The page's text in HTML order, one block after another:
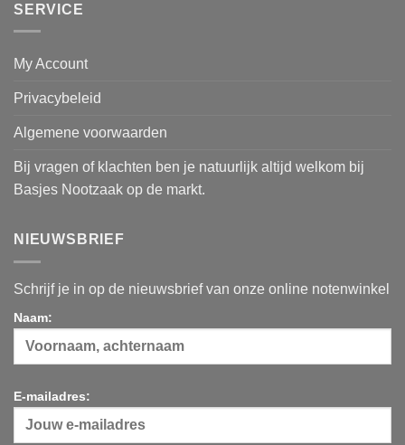
SERVICE
My Account
Privacybeleid
Algemene voorwaarden
Bij vragen of klachten ben je natuurlijk altijd welkom bij
Basjes Nootzaak op de markt.
NIEUWSBRIEF
Schrijf je in op de nieuwsbrief van onze online notenwinkel
Naam:
E-mailadres: